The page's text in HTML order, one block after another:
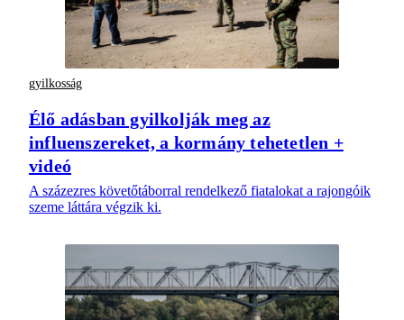
gyilkosság
Élő adásban gyilkolják meg az
influenszereket, a kormány tehetetlen +
videó
A százezres követőtáborral rendelkező fiatalokat a rajongóik
szeme láttára végzik ki.